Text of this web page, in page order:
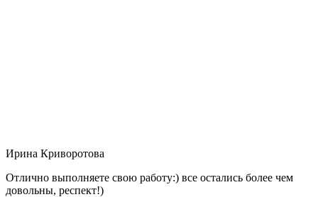
Ирина Криворотова
Отлично выполняете свою работу:) все остались более чем
довольны, респект!)